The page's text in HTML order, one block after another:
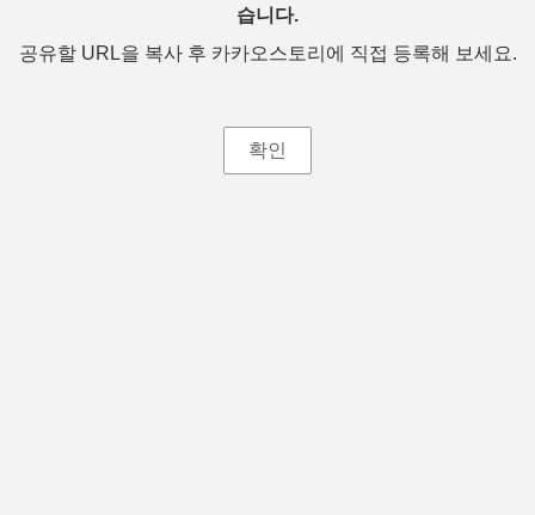
습니다.
공유할 URL을 복사 후 카카오스토리에 직접 등록해 보세요.
확인